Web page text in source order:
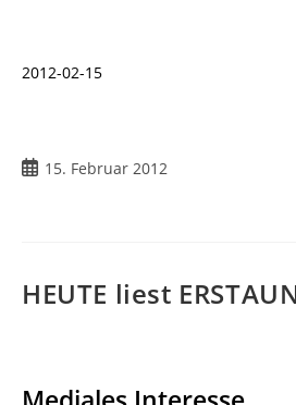
2012-02-15
Beitrag15. Februar 2012
HEUTE liest